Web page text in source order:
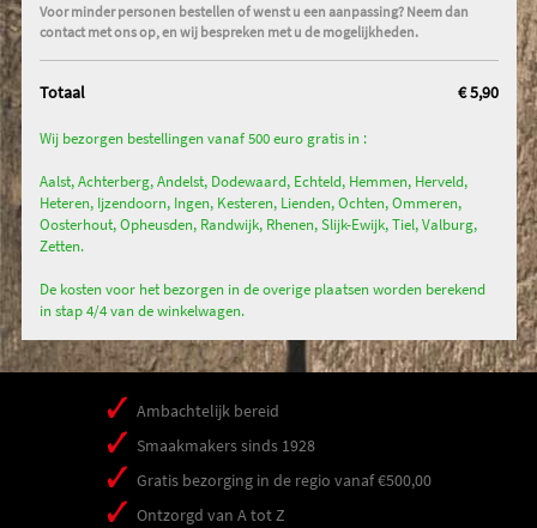
Voor minder personen bestellen of wenst u een aanpassing? Neem dan
contact met ons op, en wij bespreken met u de mogelijkheden.
Totaal € 5,90
Wij bezorgen bestellingen vanaf 500 euro gratis in :
Aalst, Achterberg, Andelst, Dodewaard, Echteld, Hemmen, Herveld,
Heteren, Ijzendoorn, Ingen, Kesteren, Lienden, Ochten, Ommeren,
Oosterhout, Opheusden, Randwijk, Rhenen, Slijk-Ewijk, Tiel, Valburg,
Zetten.
De kosten voor het bezorgen in de overige plaatsen worden berekend
in stap 4/4 van de winkelwagen.
Ambachtelijk bereid
Smaakmakers sinds 1928
Gratis bezorging in de regio vanaf €500,00
Ontzorgd van A tot Z